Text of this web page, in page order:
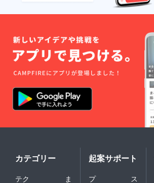
カテゴリー
テク
ま
起案サポート
プ
ス